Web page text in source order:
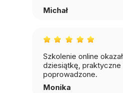
Michał
Monika
Szkolenie online
dziesiątkę, praktyczne
poprowadzone.